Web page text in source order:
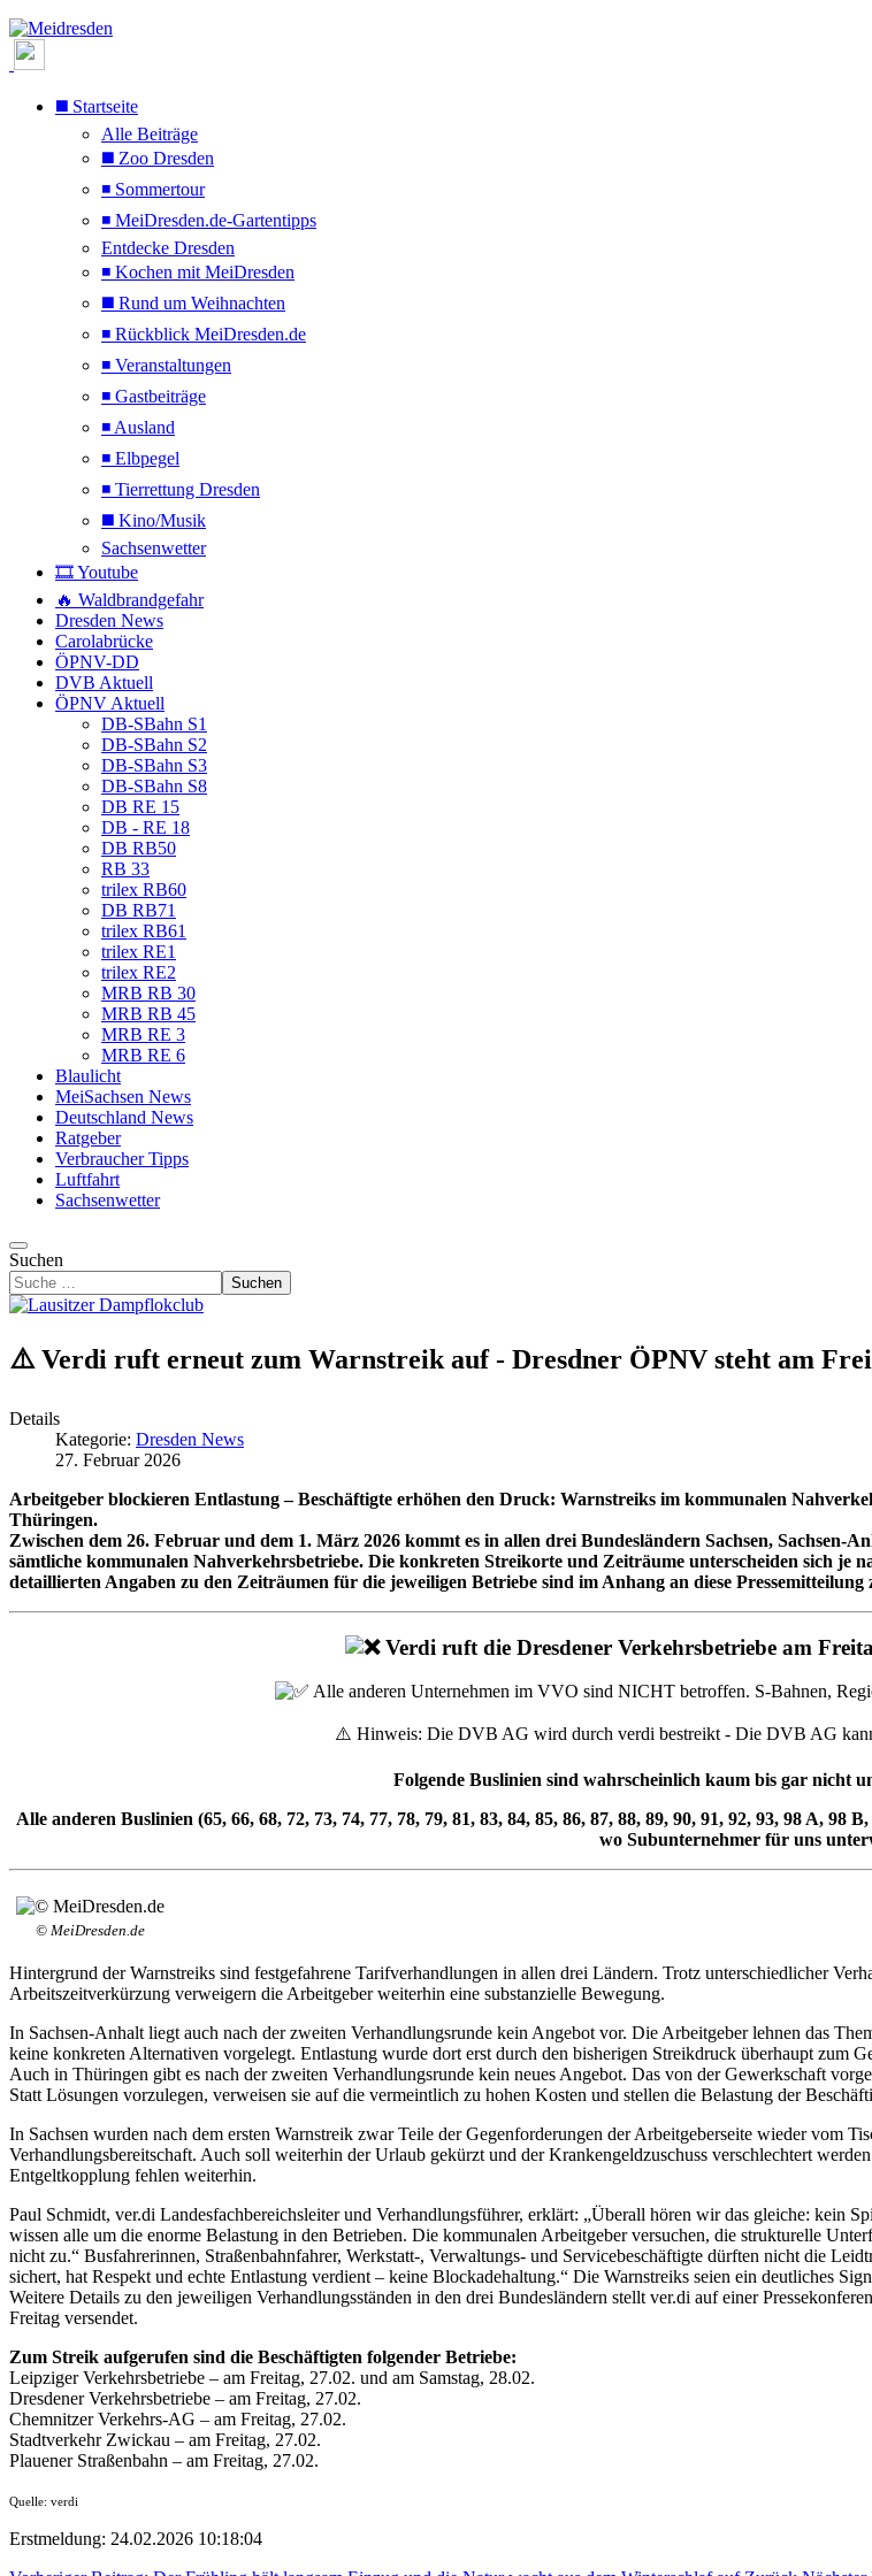
◼️ Startseite
Alle Beiträge
◼️ Zoo Dresden
◾ Sommertour
◾ MeiDresden.de-Gartentipps
Entdecke Dresden
◾ Kochen mit MeiDresden
◼️ Rund um Weihnachten
◾ Rückblick MeiDresden.de
◾ Veranstaltungen
◾ Gastbeiträge
◾ Ausland
◾ Elbpegel
◾ Tierrettung Dresden
◼️ Kino/Musik
Sachsenwetter
🎞️ Youtube
🔥 Waldbrandgefahr
Dresden News
Carolabrücke
ÖPNV-DD
DVB Aktuell
ÖPNV Aktuell
DB-SBahn S1
DB-SBahn S2
DB-SBahn S3
DB-SBahn S8
DB RE 15
DB - RE 18
DB RB50
RB 33
trilex RB60
DB RB71
trilex RB61
trilex RE1
trilex RE2
MRB RB 30
MRB RB 45
MRB RE 3
MRB RE 6
Blaulicht
MeiSachsen News
Deutschland News
Ratgeber
Verbraucher Tipps
Luftfahrt
Sachsenwetter
Suchen
Suchen
⚠️ Verdi ruft erneut zum Warnstreik auf - Dresdner ÖPNV steht am
Details
Kategorie: Dresden News
27. Februar 2026
Arbeitgeber blockieren Entlastung – Beschäftigte erhöhen den Druck: Warnstreiks im kommunalen
Thüringen.
Zwischen dem 26. Februar und dem 1. März 2026 kommt es in allen drei Bundesländern Sachsen,
sämtliche kommunalen Nahverkehrsbetriebe. Die konkreten Streikorte und Zeiträume unterscheiden sich je
detaillierten Angaben zu den Zeiträumen für die jeweiligen Betriebe sind im Anhang an diese Pressemitteilung
Verdi ruft die Dresdener Verkehrsbetriebe am
Alle anderen Unternehmen im VVO sind NICHT betroffen. S-Bahnen,
⚠️ Hinweis: Die DVB AG wird durch verdi bestreikt - Die DVB AG
Folgende Buslinien sind wahrscheinlich kaum bis gar nicht
Alle anderen Buslinien (65, 66, 68, 72, 73, 74, 77, 78, 79, 81, 83, 84, 85, 86, 87, 88, 89, 90, 91, 92, 93, 98 A,
wo Subunternehmer für uns
© MeiDresden.de
Hintergrund der Warnstreiks sind festgefahrene Tarifverhandlungen in allen drei Ländern. Trotz unterschiedlicher
Arbeitszeitverkürzung verweigern die Arbeitgeber weiterhin eine substanzielle Bewegung.
In Sachsen-Anhalt liegt auch nach der zweiten Verhandlungsrunde kein Angebot vor. Die Arbeitgeber lehnen das
keine konkreten Alternativen vorgelegt. Entlastung wurde dort erst durch den bisherigen Streikdruck überhaupt zum
Auch in Thüringen gibt es nach der zweiten Verhandlungsrunde kein neues Angebot. Das von der Gewerkschaft
Statt Lösungen vorzulegen, verweisen sie auf die vermeintlich zu hohen Kosten und stellen die Belastung der
In Sachsen wurden nach dem ersten Warnstreik zwar Teile der Gegenforderungen der Arbeitgeberseite wieder vom
Verhandlungsbereitschaft. Auch soll weiterhin der Urlaub gekürzt und der Krankengeldzuschuss verschlechtert
Entgeltkopplung fehlen weiterhin.
Paul Schmidt, ver.di Landesfachbereichsleiter und Verhandlungsführer, erklärt: „Überall hören wir das gleiche: kein
wissen alle um die enorme Belastung in den Betrieben. Die kommunalen Arbeitgeber versuchen, die strukturelle
nicht zu.“ Busfahrerinnen, Straßenbahnfahrer, Werkstatt-, Verwaltungs- und Servicebeschäftigte dürften nicht die
sichert, hat Respekt und echte Entlastung verdient – keine Blockadehaltung.“ Die Warnstreiks seien ein deutliches
Weitere Details zu den jeweiligen Verhandlungsständen in den drei Bundesländern stellt ver.di auf einer
Freitag versendet.
Zum Streik aufgerufen sind die Beschäftigten folgender Betriebe:
Leipziger Verkehrsbetriebe – am Freitag, 27.02. und am Samstag, 28.02.
Dresdener Verkehrsbetriebe – am Freitag, 27.02.
Chemnitzer Verkehrs-AG – am Freitag, 27.02.
Stadtverkehr Zwickau – am Freitag, 27.02.
Plauener Straßenbahn – am Freitag, 27.02.
Quelle: verdi
Erstmeldung: 24.02.2026 10:18:04